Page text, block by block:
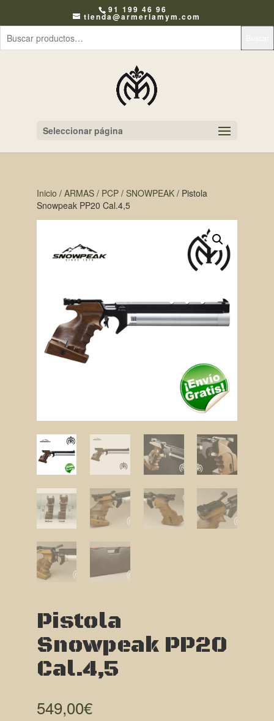
91 199 46 96
tienda@armeriamym.com
Seleccionar página
Inicio / ARMAS/ PCP/ SNOWPEAK/ Pistola
Snowpeak PP20 Cal.4,5
Pistola
Snowpeak PP20
Cal.4,5
549,00€